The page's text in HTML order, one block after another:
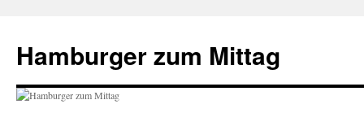
Hamburger zum Mittag